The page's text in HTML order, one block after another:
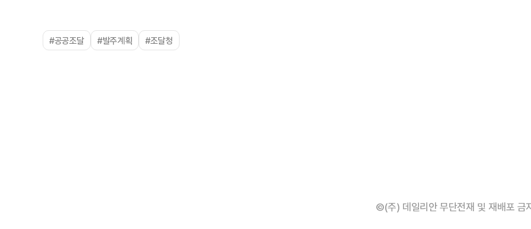
#공공조달 #발주계획 #조달청
©(주) 데일리안 무단전재 및 재배포 금